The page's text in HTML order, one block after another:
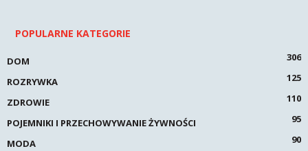
POPULARNE KATEGORIE
DOM
306
ROZRYWKA
125
ZDROWIE
110
POJEMNIKI I PRZECHOWYWANIE ŻYWNOŚCI
95
MODA
90